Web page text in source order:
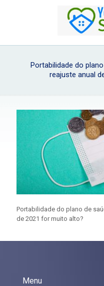
Portabilidade do
reajuste anual
Portabilidade do plano de
de 2021 for muito alto?
Menu